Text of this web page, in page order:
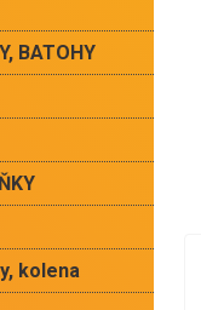
BATOHY
kolena